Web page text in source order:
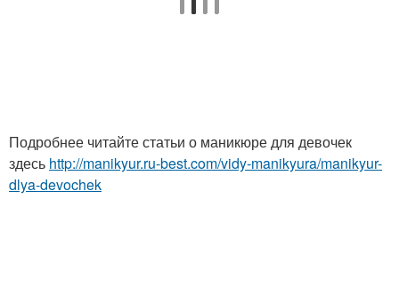
Подробнее читайте статьи о маникюре для девочек
здесь http://manikyur.ru-best.com/vidy-manikyura/manikyur-
dlya-devochek